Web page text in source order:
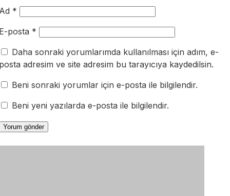
*
posta *
Daha sonraki yorumlarımda kullanılması için adım, e-
adresim ve site adresim bu tarayıcıya kaydedilsin.
Beni sonraki yorumlar için e-posta ile bilgilendir.
Beni yeni yazılarda e-posta ile bilgilendir.